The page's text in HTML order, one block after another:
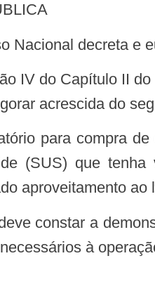
Nacional decreta e
acrescida do
(SUS) que
aproveitamento ao
constar a
à